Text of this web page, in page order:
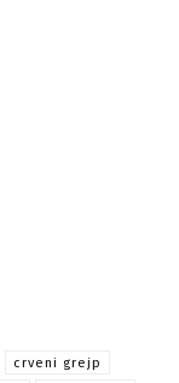
crveni grejp